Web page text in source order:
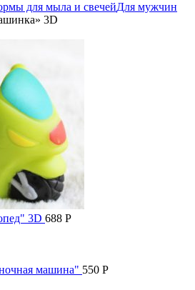
для мыла и свечейДля мужчин
3D
3D 688 Р
машина" 550 Р